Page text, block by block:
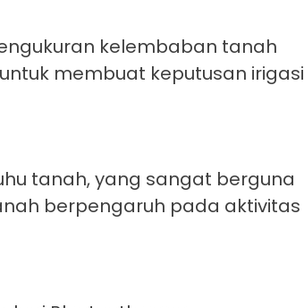
kelembaban tanah
membuat keputusan irigasi
tanah, yang sangat berguna
berpengaruh pada aktivitas